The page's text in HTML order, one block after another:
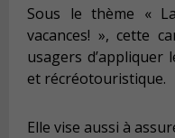
Sous le thème «
vacances! », cette
usagers
et récréotouristique.
Elle vise aussi à